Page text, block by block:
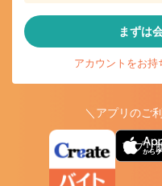
まずは
アカウントをお持
＼アプリのご
アプリ